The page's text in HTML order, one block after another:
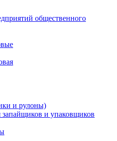
общественного
и рулоны)
и упаковщиков